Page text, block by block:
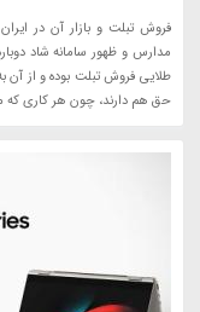
فروش تبلت و بازار آن در
طلایی فروش تبلت بوده و از آن
حق هم دارند، چون هر کاری که